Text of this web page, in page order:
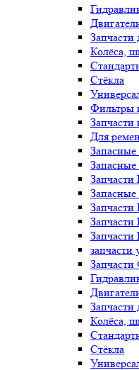
Запчасти
Колёса,
Стёкла
Фильтры
Запчасти
Для
Запасные
Запасные
Запасные
Запчасти
Запчасти
запчасти
Запчасти
Запчасти
Колёса,
Стёкла